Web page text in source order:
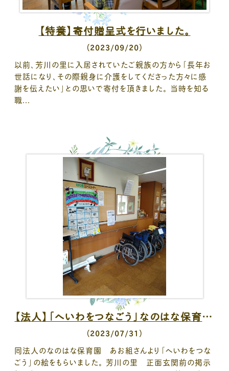
【特養】寄付贈呈式を行いました。
（2023/09/20）
以前、芳川の里に入居されていたご親族の方から「長年お
世話になり、その際親身に介護をしてくださった方々に感
謝を伝えたい」との思いで寄付を頂きました。 当時を知る
職...
【法人】「へいわをつなごう」なのはな保育園より
（2023/07/31）
同法人のなのはな保育園 あお組さんより「へいわをつな
ごう」の絵をもらいました。 芳川の里 正面玄関前の掲示